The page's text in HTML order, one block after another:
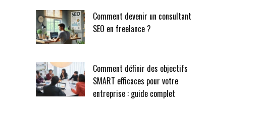
Comment devenir un consultant
SEO en freelance ?
Comment définir des objectifs
SMART efficaces pour votre
entreprise : guide complet